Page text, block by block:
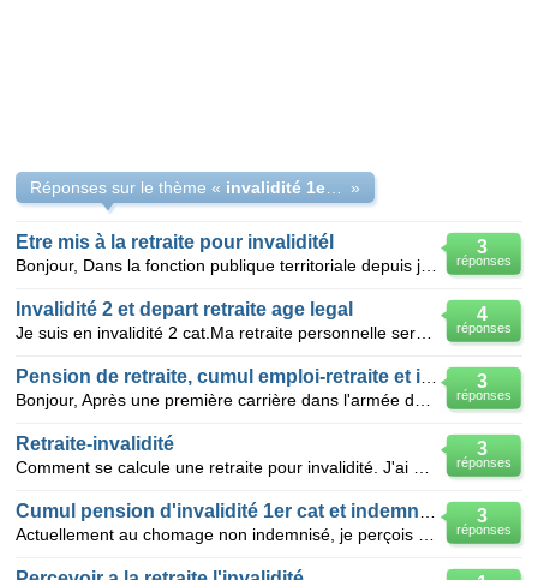
Réponses sur le thème « »
3
réponses
Etre mis à la retraite pour invaliditél
4
réponses
Invalidité 2 et depart retraite age legal
3
réponses
3
réponses
Retraite-invalidité
3
réponses